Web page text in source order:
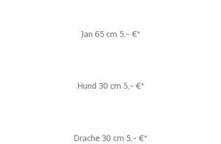
Jan 65 cm 5,- €*
Hund 30 cm 5,- €*
Drache 30 cm 5,- €*